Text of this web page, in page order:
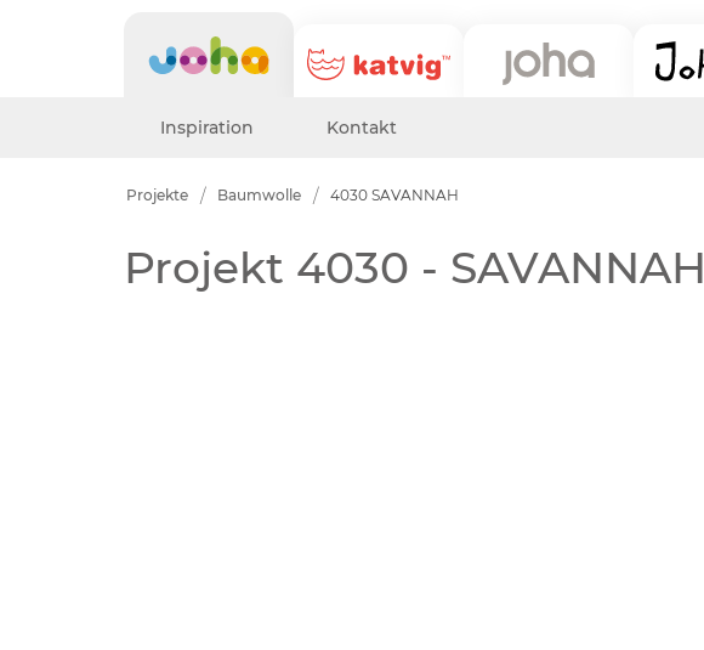
Inspiration Kontakt
Projekte Baumwolle 4030 SAVANNAH
Projekt 4030 - SAVANNAH